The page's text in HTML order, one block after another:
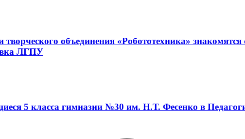
объединения «Робототехника»
ЛГПУ
5 класса гимназии №30 им. Н.Т. Фесенко в